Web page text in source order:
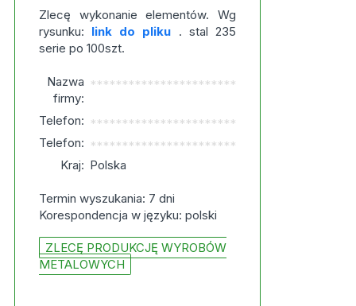
Zlecę wykonanie elementów. Wg
rysunku: link do pliku . stal 235
serie po 100szt.
Nazwa
firmy:
***********************
Telefon: ***********************
Telefon: ***********************
Kraj: Polska
Termin wyszukania: 7 dni
Korespondencja w języku: polski
ZLECĘ PRODUKCJĘ WYROBÓW
METALOWYCH